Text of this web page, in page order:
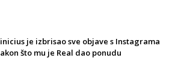
je izbrisao sve objave s Instagrama
što mu je Real dao ponudu